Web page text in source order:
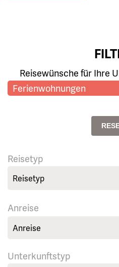
Reisewünsche für Ihre
Ferienwohnungen
Reisetyp
Anreise
Unterkunftstyp